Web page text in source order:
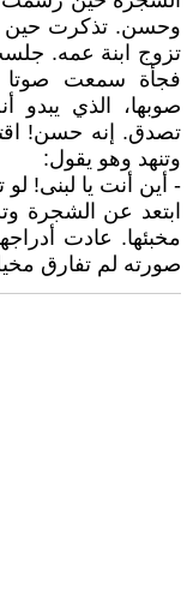
وحسن. تذكرت حين
تزوج ابنة عمه.
فجأة سمعت صوتا
صوبها، الذي يبدو
تصدق. إنه حسن!
وتنهد وهو يقول:
- أين أنت يا لبنى!
ابتعد عن الشجرة
مخبئها. عادت
صورته لم تفارق